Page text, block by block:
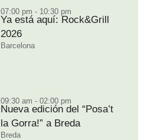
07:00 pm - 10:30 pm
Ya está aquí: Rock&Grill
2026
Barcelona
09:30 am - 02:00 pm
Nueva edición del “Posa’t
la Gorra!” a Breda
Breda